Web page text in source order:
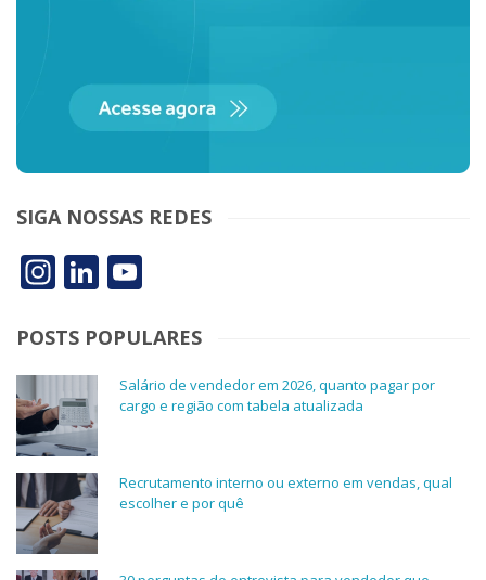
SIGA NOSSAS REDES
Instagram
LinkedIn
POSTS POPULARES
Salário de vendedor em 2026, quanto pagar por
cargo e região com tabela atualizada
Recrutamento interno ou externo em vendas, qual
escolher e por quê